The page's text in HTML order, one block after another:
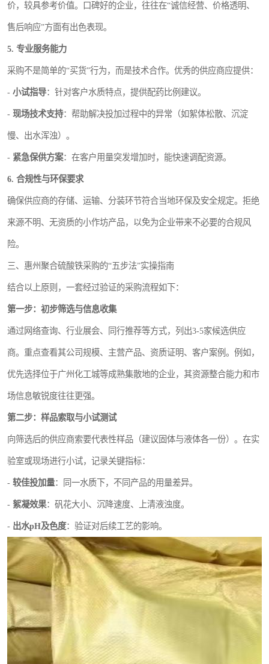
价，较具参考价值。口碑好的企业，往往在“诚信经营、价格透明、
售后响应”方面有出色表现。
5. 专业服务能力
采购不是简单的“买货”行为，而是技术合作。优秀的供应商应提供：
- 小试指导：针对客户水质特点，提供配药比例建议。
- 现场技术支持：帮助解决投加过程中的异常（如絮体松散、沉淀
慢、出水浑浊）。
- 紧急保供方案：在客户用量突发增加时，能快速调配资源。
6. 合规性与环保要求
确保供应商的存储、运输、分装环节符合当地环保及安全规定。拒绝
来源不明、无资质的小作坊产品，以免为企业带来不必要的合规风
险。
三、惠州聚合硫酸铁采购的“五步法”实操指南
结合以上原则，一套经过验证的采购流程如下：
第一步：初步筛选与信息收集
通过网络查询、行业展会、同行推荐等方式，列出3-5家候选供应
商。重点查看其公司规模、主营产品、资质证明、客户案例。例如，
优先选择位于广州化工城等成熟集散地的企业，其资源整合能力和市
场信息敏锐度往往更强。
第二步：样品索取与小试测试
向筛选后的供应商索要代表性样品（建议固体与液体各一份）。在实
验室或现场进行小试，记录关键指标：
- 较佳投加量：同一水质下，不同产品的用量差异。
- 絮凝效果：矾花大小、沉降速度、上清液浊度。
- 出水pH及色度：验证对后续工艺的影响。